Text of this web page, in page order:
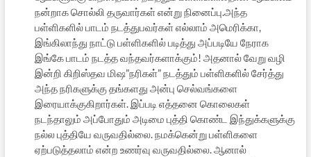
நன்றாக சொல்லி தருவார்கள் என்று நினைப்பு.அந்த
பள்ளிகளில் பாடம் நடத்துபவர்கள் எல்லாம் அமெரிக்கா,
இங்கிலாந்து நாட்டு பள்ளிகளில் படித்து அப்படியே நேராக
இங்கே பாடம் நடத்த வந்தவர்களாக்கும்! அதனால் வேறு வழி
இன்றி கிறிஸ்தவ மிஷ”நரிகள்” நடத்தும் பள்ளிகளில் சேர்த்து
அந்த நரிகளுக்கு தங்களது அன்பு செல்வங்களை
இரையாக்குகிறார்கள். இப்படி எத்தனை கொலைகள்
நடந்தாலும் அப்போதும் அடிமை புத்தி கொண்ட இந்துக்களுக்கு
நல்ல புத்தியே வருவதில்லை. நமக்கென்று பள்ளிகளை
ஏற்படுத்தலாம் என்ற உணர்வு வருவதில்லை. ஆனால்